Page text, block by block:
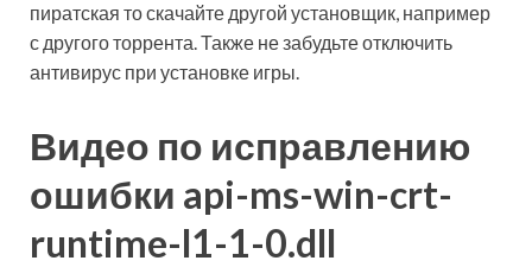
пиратская то скачайте другой установщик, например
с другого торрента. Также не забудьте отключить
антивирус при установке игры.
Видео по исправлению
ошибки api-ms-win-crt-
runtime-l1-1-0.dll